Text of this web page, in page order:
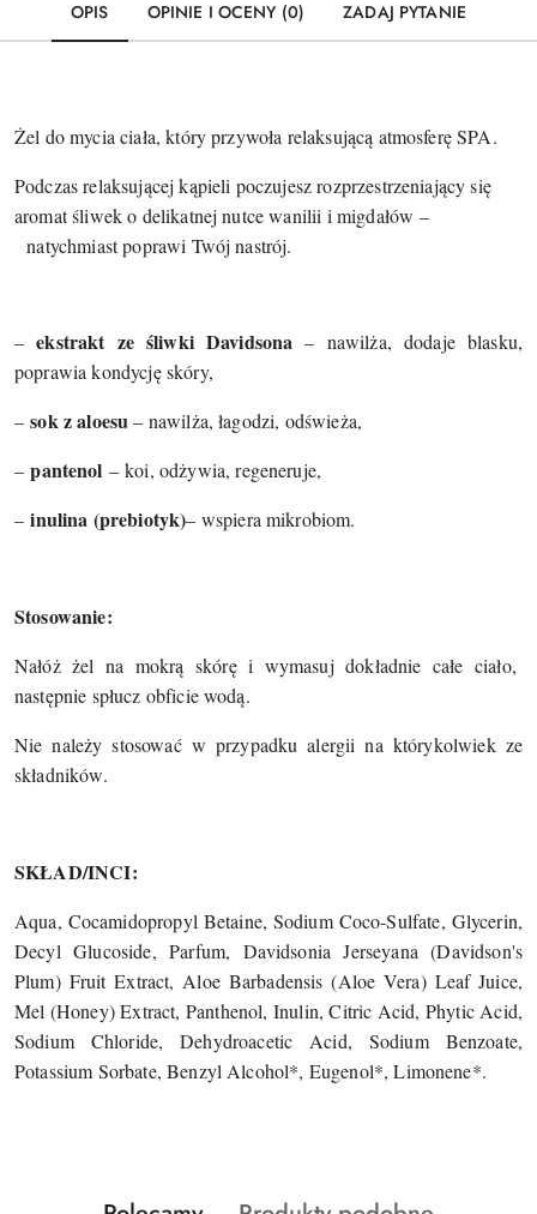
OPIS OPINIE I OCENY (0) ZADAJ PYTANIE
Żel do mycia ciała, który przywoła relaksującą atmosferę SPA.
Podczas relaksującej kąpieli poczujesz rozprzestrzeniający się
aromat śliwek o delikatnej nutce wanilii i migdałów–
natychmiast poprawi Twój nastrój.
–ekstrakt ze śliwki Davidsona – nawilża, dodaje blasku,
poprawia kondycję skóry,
–sok z aloesu – nawilża, łagodzi, odświeża,
– pantenol –koi, odżywia, regeneruje,
– inulina (prebiotyk)– wspiera mikrobiom.
Stosowanie:
Nałóż żel na mokrą skórę i wymasuj dokładnie całe ciało,
następnie spłucz obficie wodą.
Nie należy stosować w przypadku alergii na którykolwiek ze
składników.
SKŁAD/INCI:
Aqua, Cocamidopropyl Betaine, Sodium Coco-Sulfate, Glycerin,
Decyl Glucoside, Parfum, Davidsonia Jerseyana (Davidson's
Plum) Fruit Extract, Aloe Barbadensis (Aloe Vera) Leaf Juice,
Mel (Honey) Extract, Panthenol, Inulin, Citric Acid, Phytic Acid,
Sodium Chloride, Dehydroacetic Acid, Sodium Benzoate,
Potassium Sorbate, Benzyl Alcohol*, Eugenol*, Limonene*.